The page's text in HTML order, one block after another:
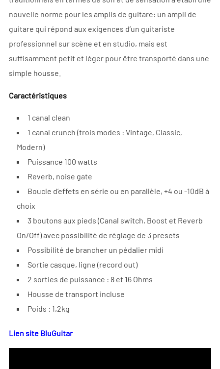
nouvelle norme pour les amplis de guitare: un ampli de
guitare qui répond aux exigences d’un guitariste
professionnel sur scène et en studio, mais est
suffisamment petit et léger pour être transporté dans une
simple housse.
Caractéristiques
1 canal clean
1 canal crunch (trois modes : Vintage, Classic,
Modern)
Puissance 100 watts
Reverb, noise gate
Boucle d’effets en série ou en parallèle, +4 ou -10dB à
choix
3 boutons aux pieds (Canal switch, Boost et Reverb
On/Off) avec possibilité de réglage de 3 presets
Possibilité de brancher un pédalier midi
Sortie casque, ligne (record out)
2 sorties de puissance : 8 et 16 Ohms
Housse de transport incluse
Poids : 1,2kg
Lien site BluGuitar